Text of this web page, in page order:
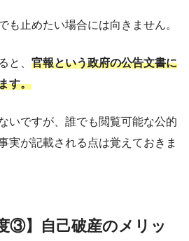
も止めたい場合には向きません。
と、 官報という政府の公告文書に
す。
いですが、誰でも閲覧可能な公的
実が記載される点は覚えておきま
③】自己破産のメリッ